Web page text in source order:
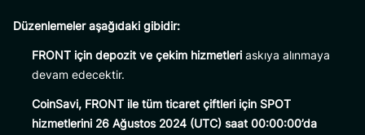
Düzenlemeler aşağıdaki gibidir:
FRONT için depozit ve çekim hizmetleri askıya alınmaya
devam edecektir.
CoinSavi, FRONT ile tüm ticaret çiftleri için SPOT
hizmetlerini 26 Ağustos 2024 (UTC) saat 00:00:00’da